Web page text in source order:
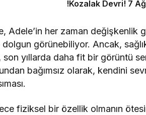
!Kozalak Devri! 7
Adele’in her zaman değişkenlik
görünebiliyor. Ancak,
son yıllarda daha fit bir görüntü
bağımsız olarak, kendini
fiziksel bir özellik olmanın